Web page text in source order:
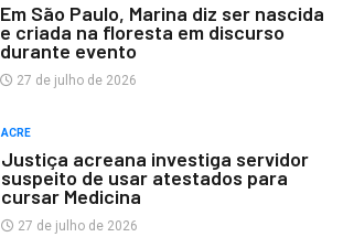
Em São Paulo, Marina diz ser nascida
e criada na floresta em discurso
durante evento
27 de julho de 2026
ACRE
Justiça acreana investiga servidor
suspeito de usar atestados para
cursar Medicina
27 de julho de 2026